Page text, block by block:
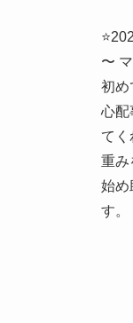
〜
初め
心配
て
重み
始め
す。